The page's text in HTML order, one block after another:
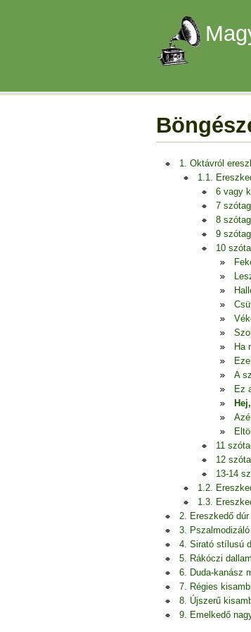
1. Oktávról
1.1.
6 vagy
7
8
9
10
Ha
A
Ez
11
12
13-14
1.2.
1.3.
2. Ereszkedő
3.
4. Sirató stílusú
5. Rákóczi
6. Duda-kanász
7. Régies
8. Újszerű
9. Emelkedő